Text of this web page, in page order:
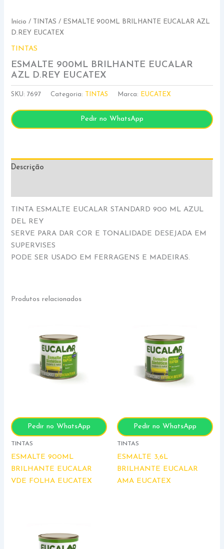
Início / TINTAS / ESMALTE 900ML BRILHANTE EUCALAR AZL
D.REY EUCATEX
TINTAS
ESMALTE 900ML BRILHANTE EUCALAR
AZL D.REY EUCATEX
SKU:7697 Categoria: TINTAS Marca: EUCATEX
Pedir no WhatsApp
Descrição
TINTA ESMALTE EUCALAR STANDARD 900 ML AZUL
DEL REY
SERVE PARA DAR COR E TONALIDADE DESEJADA EM
SUPERVISES
PODE SER USADO EM FERRAGENS E MADEIRAS.
Produtos relacionados
Pedir no WhatsApp
TINTAS
ESMALTE 900ML
BRILHANTE EUCALAR
VDE FOLHA EUCATEX
Pedir no WhatsApp
TINTAS
ESMALTE 3,6L
BRILHANTE EUCALAR
AMA EUCATEX